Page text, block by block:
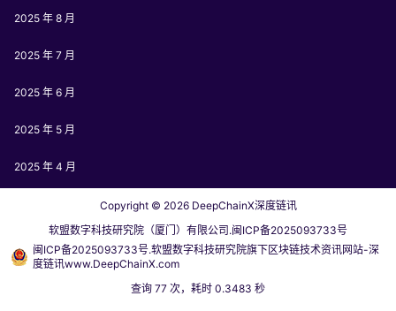
2025 年 8 月
2025 年 7 月
2025 年 6 月
2025 年 5 月
2025 年 4 月
Copyright © 2026DeepChainX深度链讯
软盟数字科技研究院（厦门）有限公司.闽ICP备2025093733号
闽ICP备2025093733号.软盟数字科技研究院旗下区块链技术资讯网站-深
度链讯www.DeepChainX.com
查询 77 次，耗时 0.3483 秒